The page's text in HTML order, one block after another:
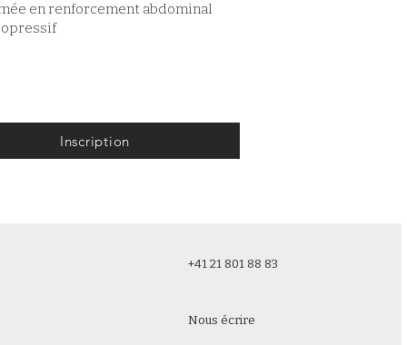
en renforcement abdominal
Inscription
+41 21 801 88 83
Nous écrire